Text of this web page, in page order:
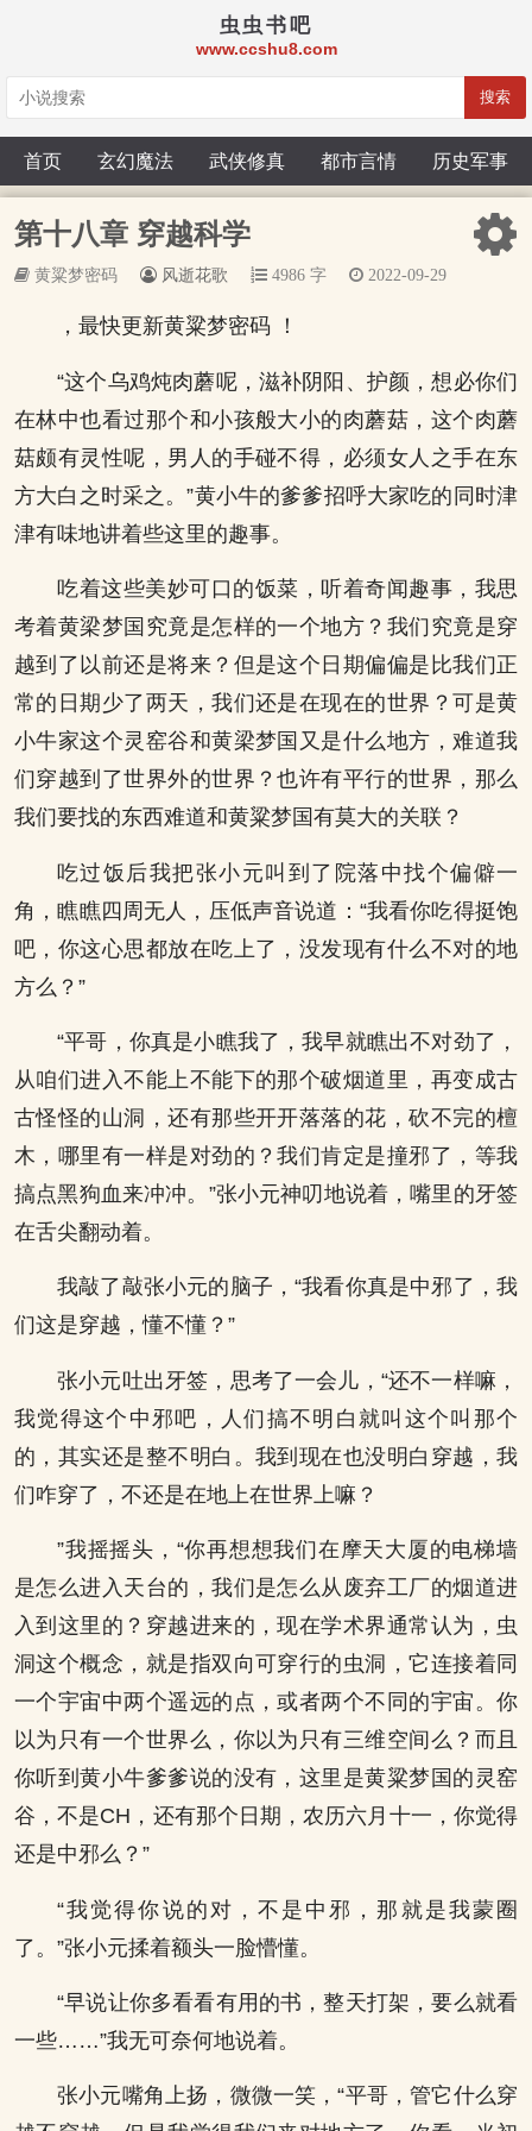
虫虫书吧
www.ccshu8.com
搜索
首页 玄幻魔法 武侠修真 都市言情 历史军事
第十八章 穿越科学
黄粱梦密码 风逝花歌 4986 字 2022-09-29
，最快更新黄粱梦密码 ！
“这个乌鸡炖肉蘑呢，滋补阴阳、护颜，想必你们
在林中也看过那个和小孩般大小的肉蘑菇，这个肉蘑
菇颇有灵性呢，男人的手碰不得，必须女人之手在东
方大白之时采之。”黄小牛的爹爹招呼大家吃的同时津
津有味地讲着些这里的趣事。
吃着这些美妙可口的饭菜，听着奇闻趣事，我思
考着黄梁梦国究竟是怎样的一个地方？我们究竟是穿
越到了以前还是将来？但是这个日期偏偏是比我们正
常的日期少了两天，我们还是在现在的世界？可是黄
小牛家这个灵窑谷和黄梁梦国又是什么地方，难道我
们穿越到了世界外的世界？也许有平行的世界，那么
我们要找的东西难道和黄粱梦国有莫大的关联？
吃过饭后我把张小元叫到了院落中找个偏僻一
角，瞧瞧四周无人，压低声音说道：“我看你吃得挺饱
吧，你这心思都放在吃上了，没发现有什么不对的地
方么？”
“平哥，你真是小瞧我了，我早就瞧出不对劲了，
从咱们进入不能上不能下的那个破烟道里，再变成古
古怪怪的山洞，还有那些开开落落的花，砍不完的檀
木，哪里有一样是对劲的？我们肯定是撞邪了，等我
搞点黑狗血来冲冲。”张小元神叨地说着，嘴里的牙签
在舌尖翻动着。
我敲了敲张小元的脑子，“我看你真是中邪了，我
们这是穿越，懂不懂？”
张小元吐出牙签，思考了一会儿，“还不一样嘛，
我觉得这个中邪吧，人们搞不明白就叫这个叫那个
的，其实还是整不明白。我到现在也没明白穿越，我
们咋穿了，不还是在地上在世界上嘛？
”我摇摇头，“你再想想我们在摩天大厦的电梯墙
是怎么进入天台的，我们是怎么从废弃工厂的烟道进
入到这里的？穿越进来的，现在学术界通常认为，虫
洞这个概念，就是指双向可穿行的虫洞，它连接着同
一个宇宙中两个遥远的点，或者两个不同的宇宙。你
以为只有一个世界么，你以为只有三维空间么？而且
你听到黄小牛爹爹说的没有，这里是黄粱梦国的灵窑
谷，不是CH，还有那个日期，农历六月十一，你觉得
还是中邪么？”
“我觉得你说的对，不是中邪，那就是我蒙圈
了。”张小元揉着额头一脸懵懂。
“早说让你多看看有用的书，整天打架，要么就看
一些……”我无可奈何地说着。
张小元嘴角上扬，微微一笑，“平哥，管它什么穿